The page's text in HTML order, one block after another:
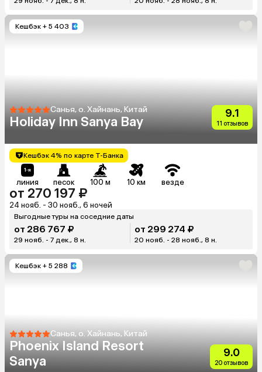
Кешбэк + 5 403
Санья, о. Хайнань, Китай
Holiday Inn Sanya Bay
9.1
11 отзывов
Кешбэк 4% по карте Т-Банка
линия песок 100 м 10 км везде
от 270 197 ₽
24 нояб. - 30 нояб., 6 ночей
Выгодные туры на соседние даты
от 286 767 ₽
29 нояб. - 7 дек., 8 н.
от 299 274 ₽
20 нояб. - 28 нояб., 8 н.
Кешбэк + 5 288
Санья, о. Хайнань, Китай
Phoenix Island Resort
Sanya
9.0
20 отзывов